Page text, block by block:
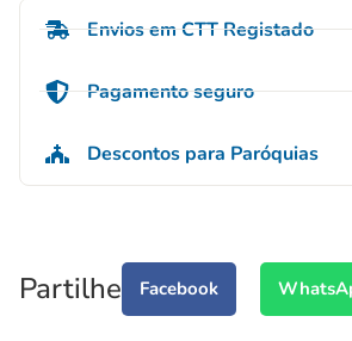
Envios em CTT Registado
Pagamento seguro
Descontos para Paróquias
Partilhe Facebook